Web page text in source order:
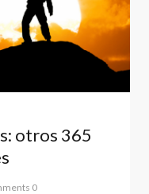
otros 365
0